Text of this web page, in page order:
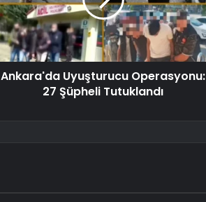
Ankara'da Uyuşturucu Operasyonu:
27 Şüpheli Tutuklandı